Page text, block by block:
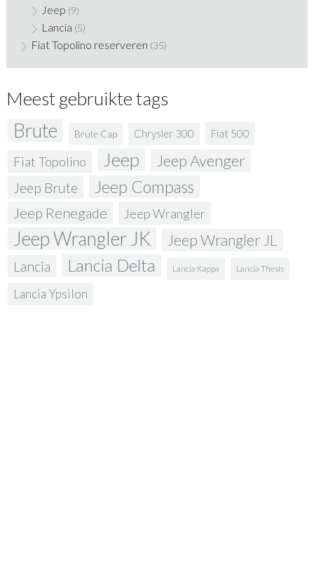
Jeep (9)
Lancia (5)
Fiat Topolino reserveren (35)
Meest gebruikte tags
Brute Brute Cap Chrysler 300 Fiat 500
Fiat Topolino Jeep Jeep Avenger
Jeep Brute Jeep Compass
Jeep Renegade Jeep Wrangler
Jeep Wrangler JK Jeep Wrangler JL
Lancia Lancia Delta Lancia Kappa Lancia Thesis
Lancia Ypsilon